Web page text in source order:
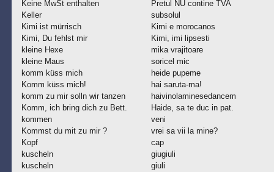
Keine MwSt enthalten
Pretul NU contine TVA
Keller
subsolul
Kimi ist mürrisch
Kimi e morocanos
Kimi, Du fehlst mir
Kimi, imi lipsesti
kleine Hexe
mika vrajitoare
kleine Maus
soricel mic
komm küss mich
heide pupeme
Komm küss mich!
hai saruta-ma!
komm zu mir solln wir tanzen
haivinolaminesedancem
Komm, ich bring dich zu Bett.
Haide, sa te duc in pat.
kommen
veni
Kommst du mit zu mir ?
vrei sa vii la mine?
Kopf
cap
kuscheln
giugiuli
kuscheln
giuli